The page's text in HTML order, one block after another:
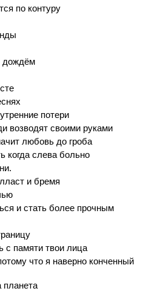
по контуру
дождём
потери
возводят своими руками
любовь до гроба
когда слева больно
и бремя
и стать более прочным
с памяти твои лица
что я наверно конченный
планета